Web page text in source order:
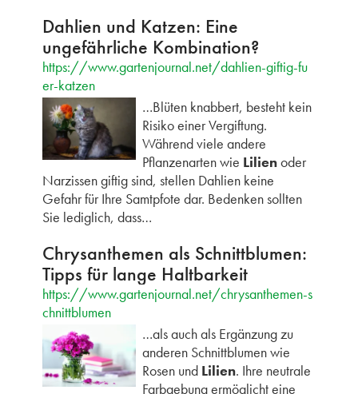
Dahlien und Katzen: Eine
ungefährliche Kombination?
https://www.gartenjournal.net/dahlien-giftig-fu
er-katzen
…Blüten knabbert, besteht kein
Risiko einer Vergiftung.
Während viele andere
Pflanzenarten wie Lilienoder
Narzissen giftig sind, stellen Dahlien keine
Gefahr für Ihre Samtpfote dar. Bedenken sollten
Sie lediglich, dass…
Chrysanthemen als Schnittblumen:
Tipps für lange Haltbarkeit
https://www.gartenjournal.net/chrysanthemen-s
chnittblumen
…als auch als Ergänzung zu
anderen Schnittblumen wie
Rosen und Lilien. Ihre neutrale
Farbgebung ermöglicht eine